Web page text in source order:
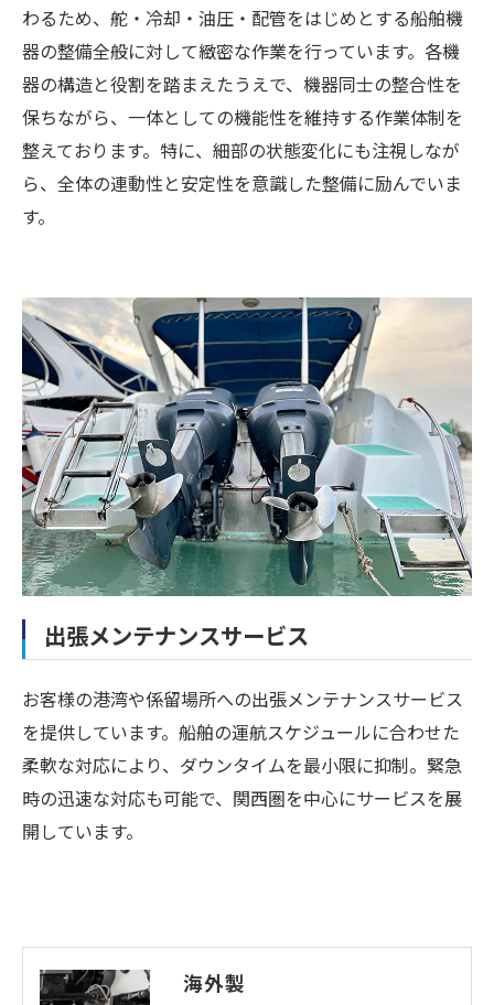
わるため、舵・冷却・油圧・配管をはじめとする船舶機
器の整備全般に対して緻密な作業を行っています。各機
器の構造と役割を踏まえたうえで、機器同士の整合性を
保ちながら、一体としての機能性を維持する作業体制を
整えております。特に、細部の状態変化にも注視しなが
ら、全体の連動性と安定性を意識した整備に励んでいま
す。
出張メンテナンスサービス
お客様の港湾や係留場所への出張メンテナンスサービス
を提供しています。船舶の運航スケジュールに合わせた
柔軟な対応により、ダウンタイムを最小限に抑制。緊急
時の迅速な対応も可能で、関西圏を中心にサービスを展
開しています。
海外製
お問い合わせ・ご相談はこちら